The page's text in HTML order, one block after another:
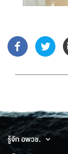
รู้จัก อพวช.